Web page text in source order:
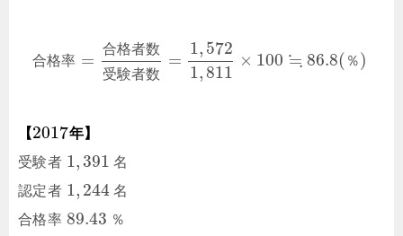
合格率 =
合格者数
受験者数
=
1, 572
1 , 811
× 100 ≒ 86.8( ％)
【2017年】
受験者 1, 391 名
認定者 1, 244 名
合格率 89.43 ％